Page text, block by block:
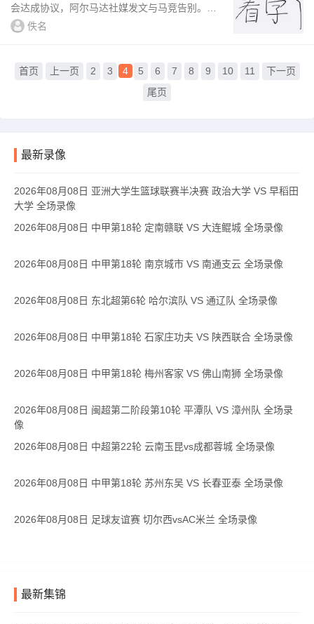
会达成协议，阿尔马达社媒发文与马竞告别。阿
尔马达社媒写道：“结束在马竞的这段征程并不
佚名
首页 上一页 2 3 4 5 6 7 8 9 10 11
下一页
尾页
最新录像
2026年08月08日 亚洲大学生篮球联赛半决赛 政治大学 VS 早稻田
大学 全场录像
2026年08月08日 中甲第18轮 定南赣联 VS 大连鲲城 全场录像
2026年08月08日 中甲第18轮 南京城市 VS 南通支云 全场录像
2026年08月08日 东北超第6轮 哈尔滨队 VS 通辽队 全场录像
2026年08月08日 中甲第18轮 石家庄功夫 VS 陕西联合 全场录像
2026年08月08日 中甲第18轮 梅州客家 VS 佛山南狮 全场录像
2026年08月08日 闽超第二阶段第10轮 平潭队 VS 漳州队 全场录
像
2026年08月08日 中超第22轮 云南玉昆vs成都蓉城 全场录像
2026年08月08日 中甲第18轮 苏州东吴 VS 长春亚泰 全场录像
2026年08月08日 足球友谊赛 切尔西vsAC米兰 全场录像
最新集锦